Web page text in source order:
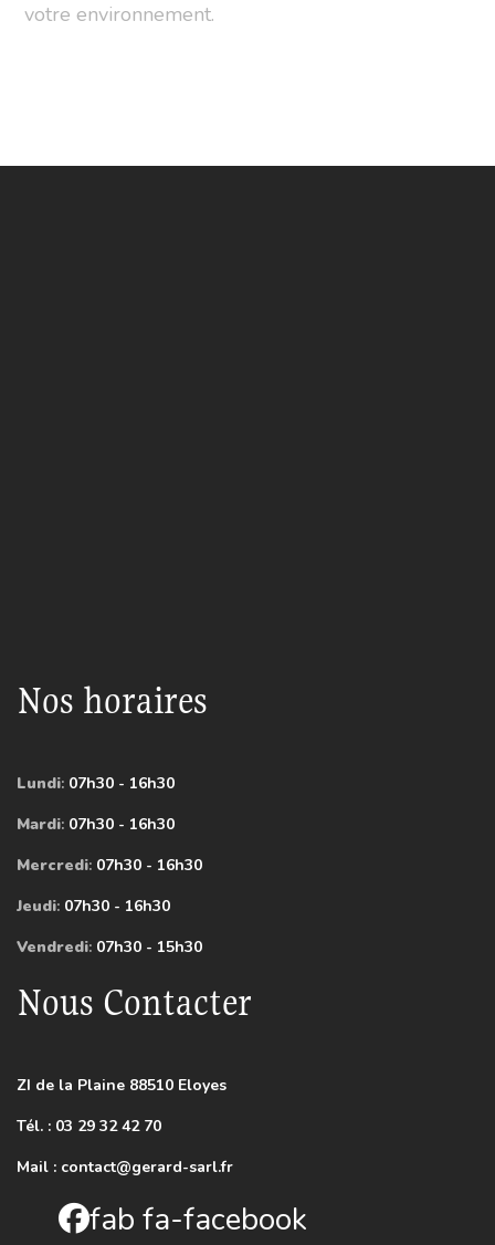
votre environnement.
Nos horaires
Lundi: 07h30 - 16h30
Mardi: 07h30 - 16h30
Mercredi: 07h30 - 16h30
Jeudi: 07h30 - 16h30
Vendredi: 07h30 - 15h30
Nous Contacter
ZI de la Plaine 88510 Eloyes
Tél. : 03 29 32 42 70
Mail : contact@gerard-sarl.fr
fab fa-facebook